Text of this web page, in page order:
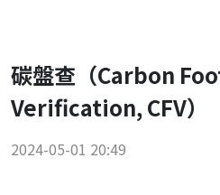
碳盤查（Carbon
Verification, CFV）
2024-05-01 20:49